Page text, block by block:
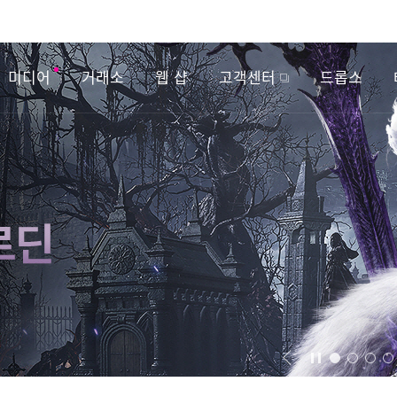
미디어 거래소 웹 샵 고객센터 드롭스